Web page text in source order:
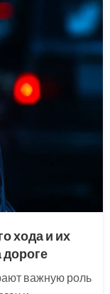
хода и их
дороге
важную роль